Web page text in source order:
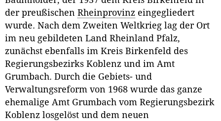
der preußischen Rheinprovinz eingegliedert
wurde. Nach dem Zweiten Weltkrieg lag der Ort
im neu gebildeten Land Rheinland Pfalz,
zunächst ebenfalls im Kreis Birkenfeld des
Regierungsbezirks Koblenz und im Amt
Grumbach. Durch die Gebiets- und
Verwaltungsreform von 1968 wurde das ganze
ehemalige Amt Grumbach vom Regierungsbezirk
Koblenz losgelöst und dem neuen